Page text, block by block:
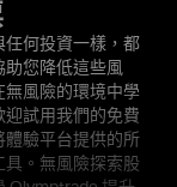
任何投資一樣，都
您降低這些風
無風險的環境中學
迎試用我們的免費
體驗平台提供的所
具。無風險探索股